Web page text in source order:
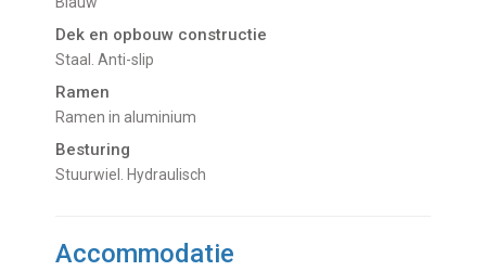
Dek en opbouw constructie
Staal. Anti-slip
Ramen
Ramen in aluminium
Besturing
Stuurwiel. Hydraulisch
Accommodatie